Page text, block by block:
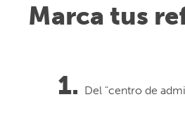
Marca tus
Del "centro de